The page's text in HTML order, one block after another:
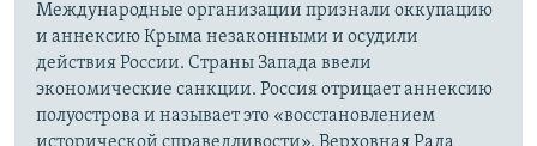
Международные организации признали оккупацию
и аннексию Крыма незаконными и осудили
действия России. Страны Запада ввели
экономические санкции. Россия отрицает аннексию
полуострова и называет это «восстановлением